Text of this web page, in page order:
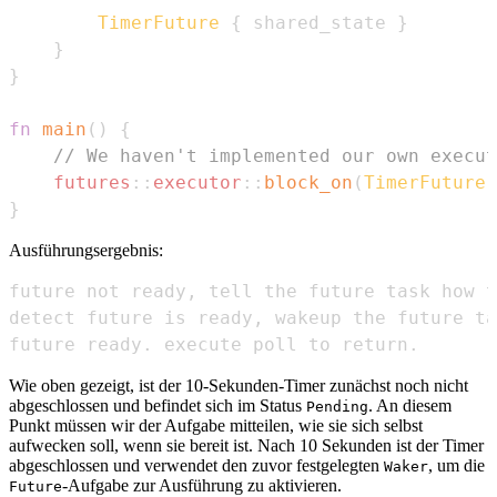
TimerFuture { shared_state
}
}
}
fn main ( )
{
// We haven't implemented our own
futures :: executor :: block_on (TimerFuture
}
Ausführungsergebnis:
future ready. execute poll to return.
Wie oben gezeigt, ist der 10-Sekunden-Timer zunächst noch nicht
abgeschlossen und befindet sich im Status Pending. An diesem
Punkt müssen wir der Aufgabe mitteilen, wie sie sich selbst
aufwecken soll, wenn sie bereit ist. Nach 10 Sekunden ist der Timer
abgeschlossen und verwendet den zuvor festgelegten Waker, um die
Future-Aufgabe zur Ausführung zu aktivieren.